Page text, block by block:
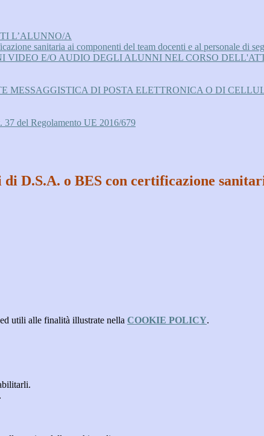
L’ALUNNO/A
sanitaria ai componenti del team docenti e al personale di
VIDEO E/O AUDIO DEGLI ALUNNI NEL CORSO
DI POSTA ELETTRONICA O DI
37 del Regolamento UE 2016/679
D.S.A. o BES con certificazione
utili alle finalità illustrate nella COOKIE POLICY.
.